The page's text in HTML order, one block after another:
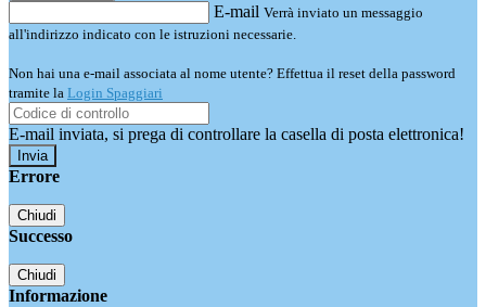
E-mail Verrà inviato un messaggio
all'indirizzo indicato con le istruzioni necessarie.
Non hai una e-mail associata al nome utente? Effettua il reset della password
tramite la Login Spaggiari
E-mail inviata, si prega di controllare la casella di posta elettronica!
Errore
Chiudi
Successo
Chiudi
Informazione